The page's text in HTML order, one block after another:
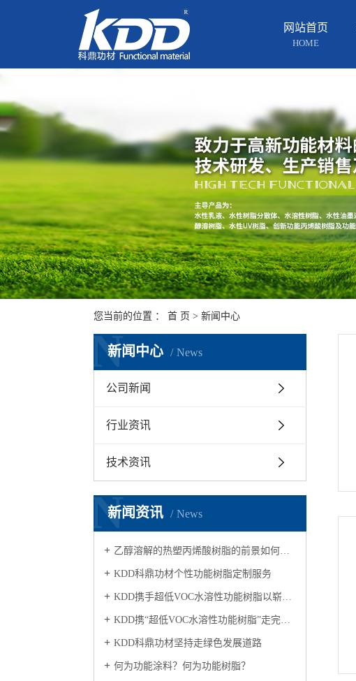
网站首页
HOME
您当前的位置 ：首 页 >新闻中心
新闻中心 News
N
公司新闻
行业资讯
技术资讯
新闻资讯 News
N
乙醇溶解的热塑丙烯酸树脂的前景如何？适合应用在哪个行业？
KDD科鼎功材个性功能树脂定制服务
KDD携手超低VOC水溶性功能树脂以崭新的面貌亮相2018广州涂展，得到国内外宾客的高度关注
KDD携“超低VOC水溶性功能树脂”走完第二十三届涂展旅程
KDD科鼎功材坚持走绿色发展道路
何为功能涂料？何为功能树脂？